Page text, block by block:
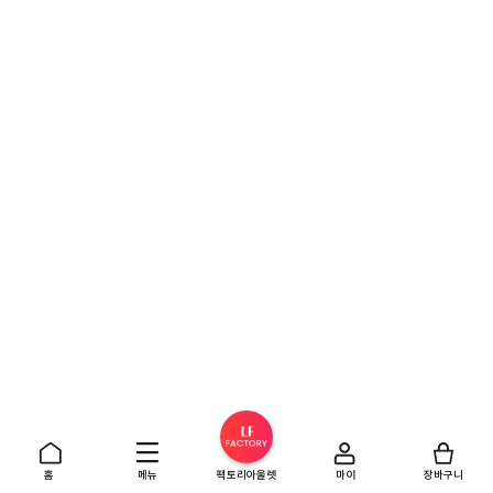
홈 메뉴 팩토리아울렛 마이 장바구니